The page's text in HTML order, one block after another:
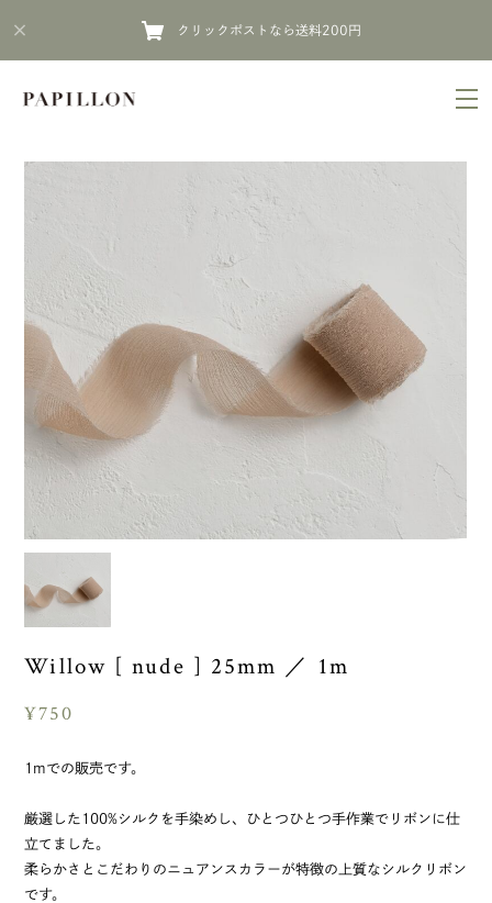
クリックポストなら送料200円
Willow [ nude ] 25mm ／ 1m
¥750
1mでの販売です。
厳選した100%シルクを手染めし、ひとつひとつ手作業でリボンに仕
立てました。
柔らかさとこだわりのニュアンスカラーが特徴の上質なシルクリボン
です。